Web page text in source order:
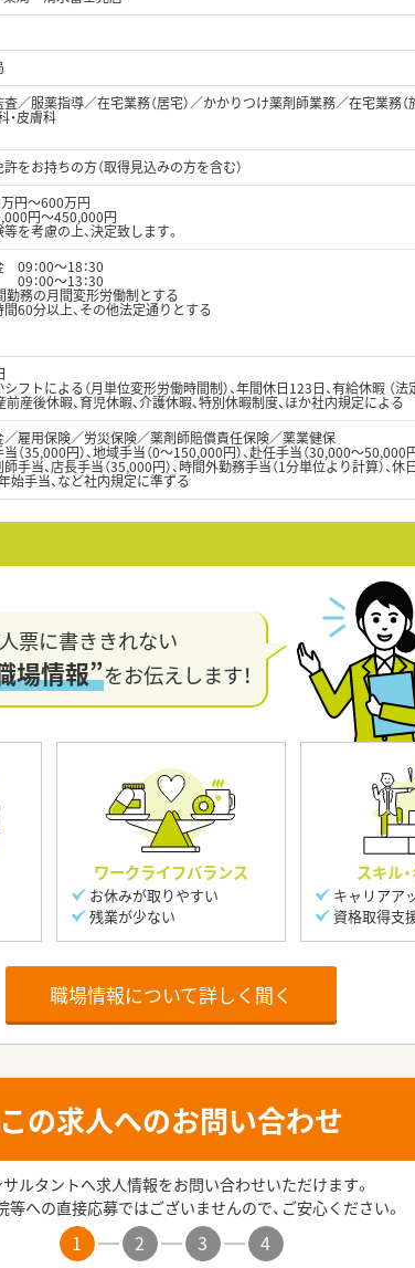
／服薬指導／在宅業務（居宅）／かかりつけ薬剤師業務／在宅業務（
・皮膚科
をお持ちの方（取得見込みの方を含む）
円～600万円
円～450,000円
を考慮の上、決定致します。
09：00～18：30
00～13：30
勤務の月間変形労働制とする
60分以上、その他法定通りとする
フトによる（月単位変形労働時間制）、年間休日123日、有給休暇 （
前産後休暇、育児休暇、介護休暇、特別休暇制度、ほか社内規定による
／雇用保険／労災保険／薬剤師賠償責任保険／薬業健保
（35,000円）、地域手当（0～150,000円）、赴任手当（30,000～50,000円
手当、店長手当（35,000円）、時間外勤務手当（1分単位より計算）、
始手当、など社内規定に準ずる
票に書ききれない
場情報”をお伝えします！
ワークライフバランス
お休みが取りやすい
残業が少ない
スキル
キャリアア
資格取得支
職場情報について詳しく聞く
この求人へのお問い合わせ
サルタントへ求人情報をお問い合わせいただけます。
等への直接応募ではございませんので、ご安心ください。
1 2 3 4